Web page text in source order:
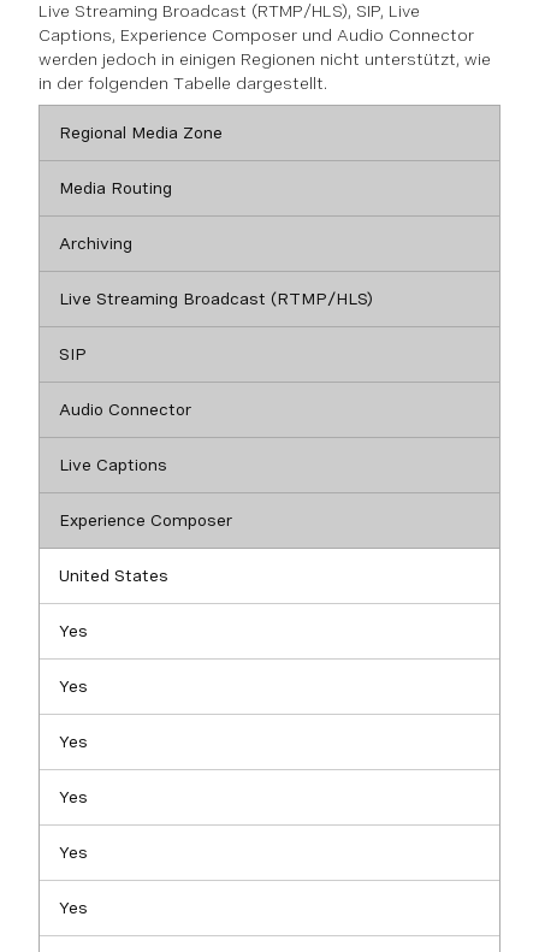
Live Streaming Broadcast (RTMP/HLS), SIP, Live
Captions, Experience Composer und Audio Connector
werden jedoch in einigen Regionen nicht unterstützt, wie
in der folgenden Tabelle dargestellt.
Regional Media Zone
Media Routing
Archiving
Live Streaming Broadcast (RTMP/HLS)
SIP
Audio Connector
Live Captions
Experience Composer
United States
Yes
Yes
Yes
Yes
Yes
Yes